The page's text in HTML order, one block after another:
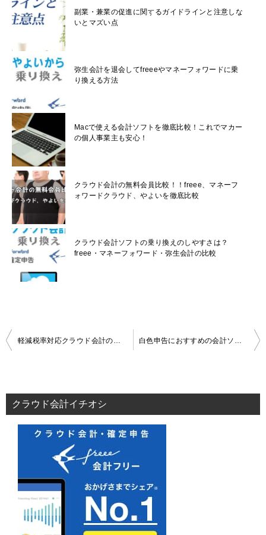
副業・兼業の促進に関するガイドラインと注意しな
いとマズい点
弥生会計を退会してfreeeやマネーフォワードに乗
り換える方法
Macで使える会計ソフトを徹底比較！これでマカー
の個人事業主も安心！
クラウド会計の無料会員比較！！freee、マネーフ
ォワードクラウド、やよいを徹底比較
クラウド会計ソフトの乗り換えのしやすさは？
freee・マネーフォワード・弥生会計の比較
投
稿
ゲ
ー
クラウド会計イチオシ